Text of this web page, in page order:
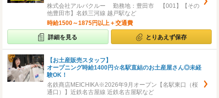
株式会社アルバクルー 勤務地：豊田市 【001】【その
他豊田市】名鉄三河線 越戸駅など
時給1500～1875円以上＋交通費
詳細を見る とりあえず保存
【お土産販売スタッフ】
オープニング時給1400円☆名駅直結のお土産屋さん◎未経
験OK！
名鉄商店MEICHIKA※2026年9月オープン【名駅東口（桜
通口）】近鉄名古屋線 近鉄名古屋駅など